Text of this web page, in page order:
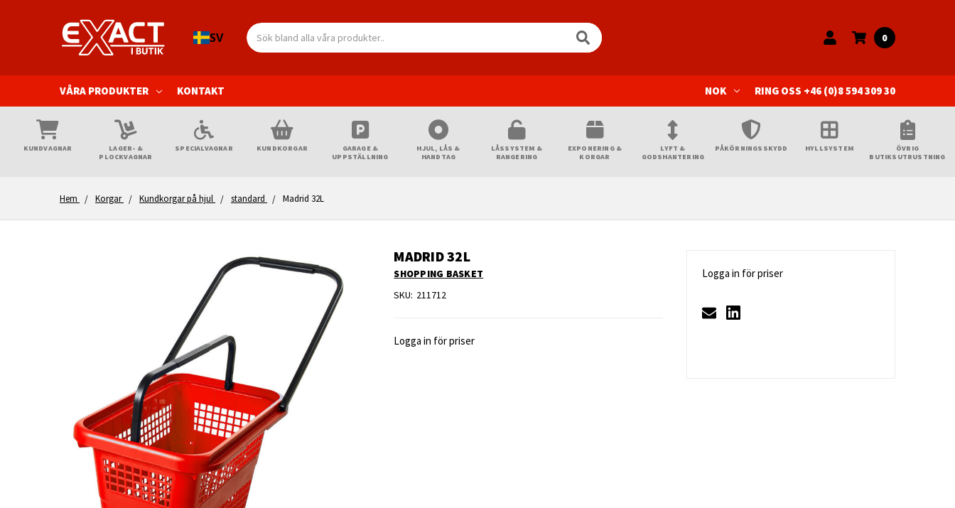
SV Sök
0
VÅRA PRODUKTER KONTAKT NOK RING OSS +46 (0)8 594 309 30
KUNDVAGNAR
LAGER- &
PLOCKVAGNAR
SPECIALVAGNAR KUNDKORGAR
GARAGE &
UPPSTÄLLNING
HJUL, LÅS &
HANDTAG
LÅSSYSTEM &
RANGERING
EXPONERING &
KORGAR
LYFT &
GODSHANTERING
PÅKÖRNINGSSKYDD HYLLSYSTEM
ÖVRIG
BUTIKSUTRUSTNING
Hem Korgar Kundkorgar på hjul standard Madrid 32L
MADRID 32L
SHOPPING BASKET
SKU: 211712
Logga in för priser
Logga in för priser